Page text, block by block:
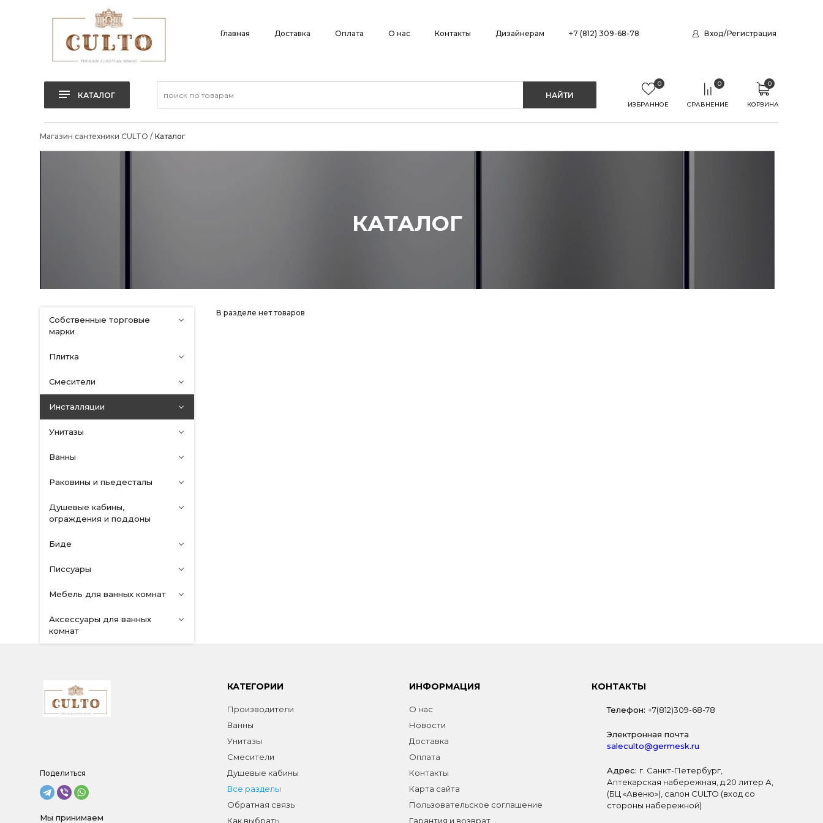
Главная Доставка Оплата О нас Контакты Дизайнерам +7 (812) 309-68-78 Вход/Регистрация
КАТАЛОГ
0
ИЗБРАННОЕ
0
СРАВНЕНИЕ
0
КОРЗИНА
Магазин сантехники CULTO / Каталог
КАТАЛОГ
Собственные торговые
марки
Плитка
Смесители
Инсталляции
Унитазы
Ванны
Раковины и пьедесталы
Душевые кабины,
ограждения и поддоны
Биде
Писсуары
Мебель для ванных комнат
Аксессуары для ванных
комнат
В разделе нет товаров
Поделиться
Мы принимаем
КАТЕГОРИИ
Производители
Ванны
Унитазы
Смесители
Душевые кабины
Все разделы
Обратная связь
Как выбрать
ИНФОРМАЦИЯ
О нас
Новости
Доставка
Оплата
Контакты
Карта сайта
Пользовательское соглашение
Гарантия и возврат
КОНТАКТЫ
Телефон: +7(812)309-68-78
Электронная почта
saleculto@germesk.ru
Адрес: г. Санкт-Петербург,
Аптекарская набережная, д.20 литер А,
(БЦ «Авеню»), салон CULTO (вход со
стороны набережной)